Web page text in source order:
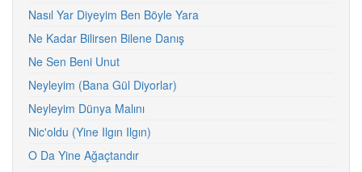
Nasıl Yar Diyeyim Ben Böyle Yara
Ne Kadar Bilirsen Bilene Danış
Ne Sen Beni Unut
Neyleyim (Bana Gül Diyorlar)
Neyleyim Dünya Malını
Nic'oldu (Yine Ilgın Ilgın)
O Da Yine Ağaçtandır